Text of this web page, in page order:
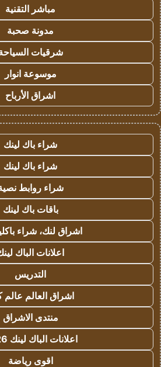
مباشر التقنية
مدونة صحبة
شرقيات
موسوعة انوار
اشراق الأرباح
شراء باك لينك
شراء باك لينك
شراء روابط
باقات باك لينك
اشراق لنك، شراء
اعلانات الباك
التدريس
اشراق العالم عالم
منتدى الاشراق
اعلانات الباك لينك 2026
اقوى رياضة